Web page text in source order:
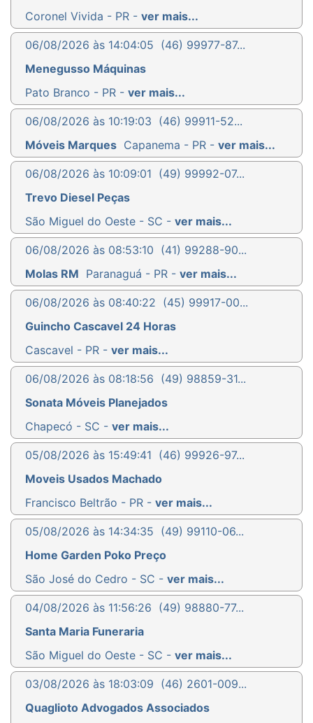
Coronel Vivida - PR - ver mais...
06/08/2026 às 14:04:05 (46) 99977-87...
Menegusso Máquinas
Pato Branco - PR - ver mais...
06/08/2026 às 10:19:03 (46) 99911-52...
Móveis Marques Capanema - PR - ver mais...
06/08/2026 às 10:09:01 (49) 99992-07...
Trevo Diesel Peças
São Miguel do Oeste - SC - ver mais...
06/08/2026 às 08:53:10 (41) 99288-90...
Molas RM Paranaguá - PR - ver mais...
06/08/2026 às 08:40:22 (45) 99917-00...
Guincho Cascavel 24 Horas
Cascavel - PR - ver mais...
06/08/2026 às 08:18:56 (49) 98859-31...
Sonata Móveis Planejados
Chapecó - SC - ver mais...
05/08/2026 às 15:49:41 (46) 99926-97...
Moveis Usados Machado
Francisco Beltrão - PR - ver mais...
05/08/2026 às 14:34:35 (49) 99110-06...
Home Garden Poko Preço
São José do Cedro - SC - ver mais...
04/08/2026 às 11:56:26 (49) 98880-77...
Santa Maria Funeraria
São Miguel do Oeste - SC - ver mais...
03/08/2026 às 18:03:09 (46) 2601-009...
Quaglioto Advogados Associados